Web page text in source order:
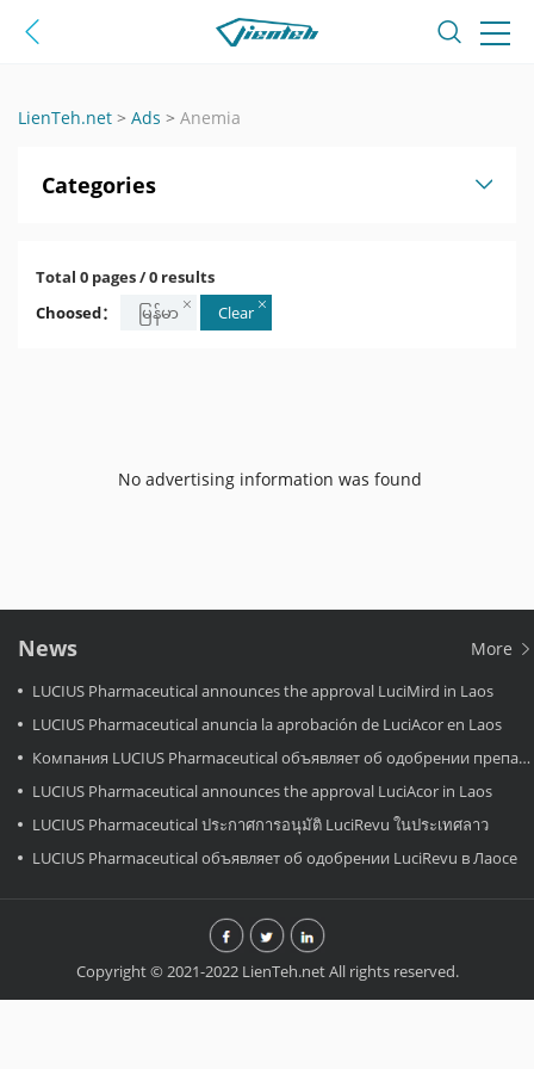
LienTeh.net > Ads > Anemia
Categories
Total 0 pages / 0 results
Choosed：
မြန်မာ Clear
No advertising information was found
News More
LUCIUS Pharmaceutical announces the approval LuciMird in Laos
LUCIUS Pharmaceutical anuncia la aprobación de LuciAcor en Laos
Компания LUCIUS Pharmaceutical объявляет об одобрении препарата LuciAcor в Лаосе.
LUCIUS Pharmaceutical announces the approval LuciAcor in Laos
LUCIUS Pharmaceutical ประกาศการอนุมัติ LuciRevu ในประเทศลาว
LUCIUS Pharmaceutical объявляет об одобрении LuciRevu в Лаосе
Copyright © 2021-2022 LienTeh.net All rights reserved.